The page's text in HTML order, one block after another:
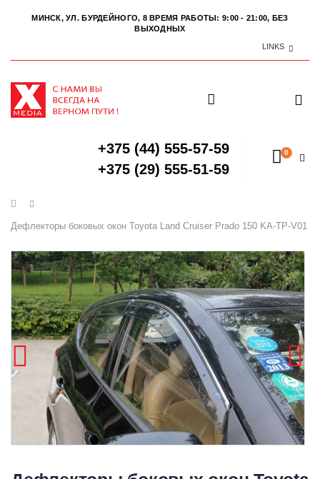
МИНСК, УЛ. БУРДЕЙНОГО, 8 ВРЕМЯ РАБОТЫ: 9:00 - 21:00, БЕЗ
ВЫХОДНЫХ
LINKS
+375 (44) 555-57-59
+375 (29) 555-51-59
0
Главная
Дефлекторы боковых окон Toyota Land Cruiser Prado 150 KA-TP-V01